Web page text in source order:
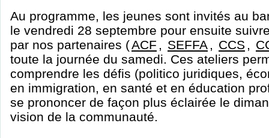
Au programme, les jeunes sont invités au
le vendredi 28 septembre pour ensuite
par nos partenaires (ACF , SEFFA , CCS ,
toute la journée du samedi. Ces ateliers
comprendre les défis (politico juridiques,
en immigration, en santé et en éducation
se prononcer de façon plus éclairée le
vision de la communauté.